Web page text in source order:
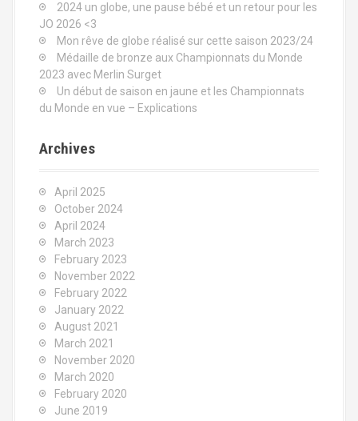
:
2024 un globe, une pause bébé et un retour pour les
JO 2026 <3
Mon rêve de globe réalisé sur cette saison 2023/24
Médaille de bronze aux Championnats du Monde
2023 avec Merlin Surget
Un début de saison en jaune et les Championnats
du Monde en vue – Explications
Archives
April 2025
October 2024
April 2024
March 2023
February 2023
November 2022
February 2022
January 2022
August 2021
March 2021
November 2020
March 2020
February 2020
June 2019